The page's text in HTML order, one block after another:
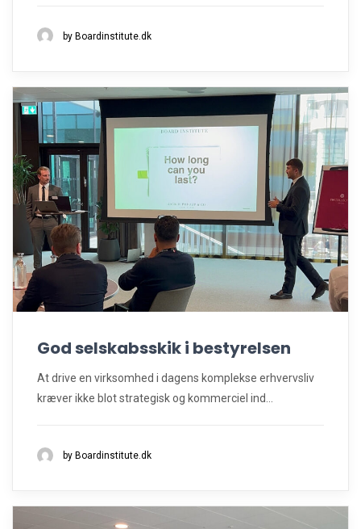
by Boardinstitute.dk
God selskabsskik i bestyrelsen
At drive en virksomhed i dagens komplekse erhvervsliv
kræver ikke blot strategisk og kommerciel ind...
by Boardinstitute.dk